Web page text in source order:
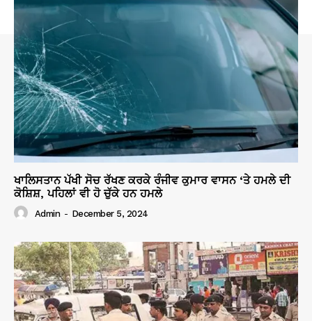
ਖਾਲਿਸਤਾਨ ਪੱਖੀ ਸੋਚ ਰੱਖਣ ਕਰਕੇ ਰੰਜੀਵ ਕੁਮਾਰ ਵਾਸਨ ‘ਤੇ ਹਮਲੇ ਦੀ
ਕੋਸ਼ਿਸ਼, ਪਹਿਲਾਂ ਵੀ ਹੋ ਚੁੱਕੇ ਹਨ ਹਮਲੇ
Admin - December 5, 2024